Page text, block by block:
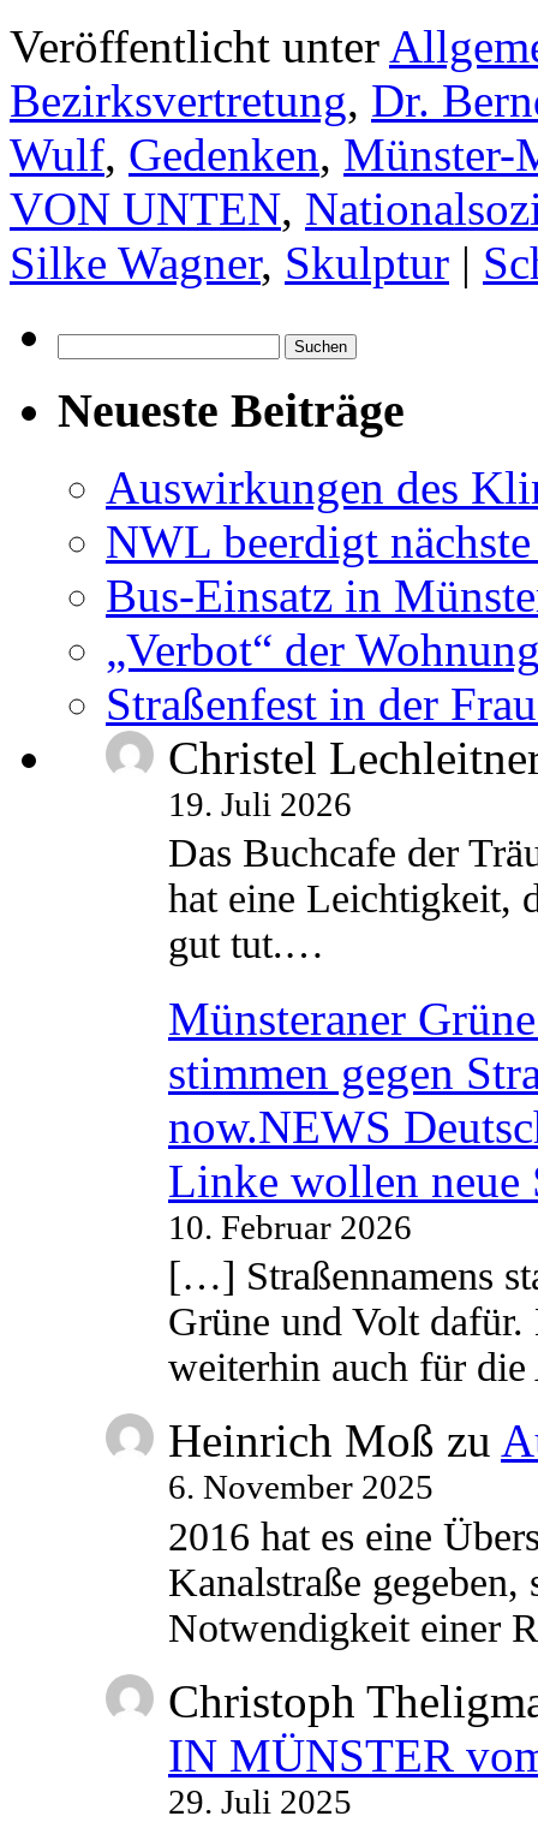
Veröffentlicht unter
Bezirksvertretung, Dr.
Wulf, Gedenken, Münster-
VON UNTEN,
Silke Wagner, Skulptur |
nach:
Neueste Beiträge
Auswirkungen des
NWL beerdigt
Bus-Einsatz in
„Verbot“ der
Straßenfest in der
Christel
19. Juli 2026
Das Buchcafe der
hat eine Leichtigkeit,
gut tut.…
Münsteraner
stimmen gegen
now.NEWS
Linke wollen neue
10. Februar 2026
[…] Straßennamens
Grüne und Volt
weiterhin auch für
Heinrich Moß zu
6. November 2025
2016 hat es eine
Kanalstraße
Notwendigkeit einer
Christoph
IN MÜNSTER
29. Juli 2025